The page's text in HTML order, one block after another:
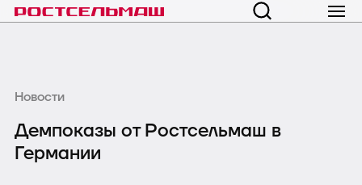
Новости
Демпоказы от Ростсельмаш в
Германии